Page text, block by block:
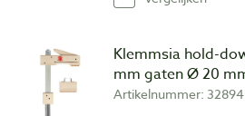
Klemmsia hold-
mm gaten Ø 20
Artikelnummer: 32894